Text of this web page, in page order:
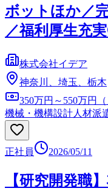
ボットほか／
／福利厚生充
株式会社イデア
神奈川、埼玉、栃木
350万円～550万円
機械・機構設計人材派
正社員 2026/05/11
【研究開発職